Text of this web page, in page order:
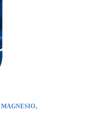
MAGNESIO,